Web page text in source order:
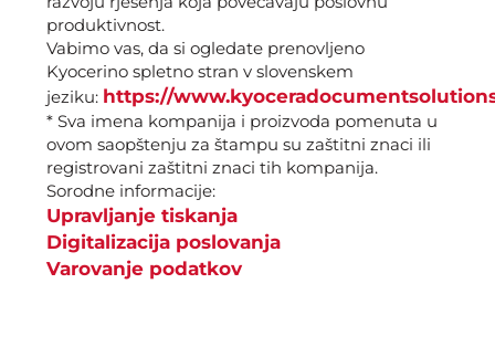
produktivnost.
Vabimo vas, da si ogledate prenovljeno
Kyocerino spletno stran v slovenskem
jeziku: https://
* Sva imena kompanija i proizvoda pomenuta u
ovom saopštenju za štampu su zaštitni znaci ili
registrovani zaštitni znaci tih kompanija.
Sorodne informacije:
Upravljanje tiskanja
Digitalizacija poslovanja
Varovanje podatkov